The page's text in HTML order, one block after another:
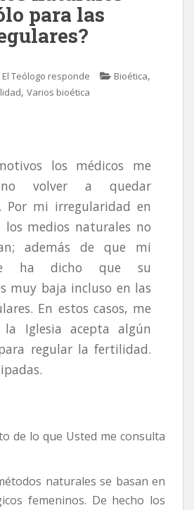
para las
El Teólogo responde Bioética,
, Varios bioética
los médicos me
no volver a quedar
Por mi irregularidad en
los medios naturales no
además de que mi
ha dicho que su
muy baja incluso en las
En estos casos, me
Iglesia acepta algún
regular la fertilidad.
de lo que Usted me consulta
naturales se basan en
femeninos. De hecho los